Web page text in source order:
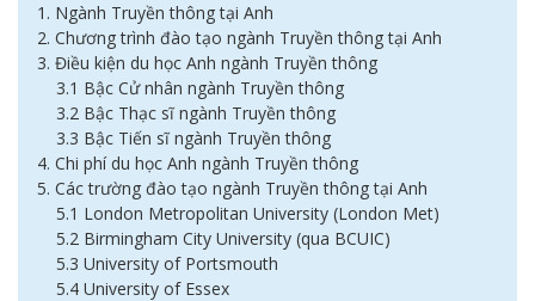
1. Ngành Truyền thông tại Anh
2. Chương trình đào tạo ngành Truyền thông tại Anh
3. Điều kiện du học Anh ngành Truyền thông
3.1 Bậc Cử nhân ngành Truyền thông
3.2 Bậc Thạc sĩ ngành Truyền thông
3.3 Bậc Tiến sĩ ngành Truyền thông
4. Chi phí du học Anh ngành Truyền thông
5. Các trường đào tạo ngành Truyền thông tại Anh
5.1 London Metropolitan University (London Met)
5.2 Birmingham City University (qua BCUIC)
5.3 University of Portsmouth
5.4 University of Essex